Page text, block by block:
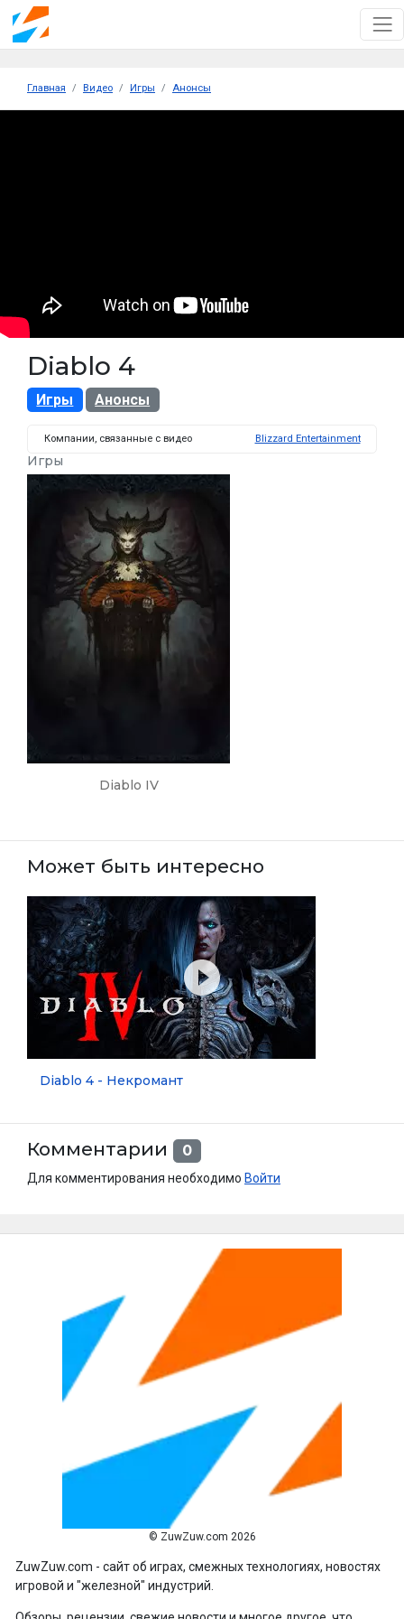
Главная Видео Игры Анонсы
Diablo 4
Игры Анонсы
Компании, связанные с видео Blizzard Entertainment
Игры
Diablo IV
Может быть интересно
Diablo 4 - Некромант
Комментарии 0
Для комментирования необходимо Войти
© ZuwZuw.com 2026
ZuwZuw.com - сайт об играх, смежных технологиях, новостях
игровой и "железной" индустрий.